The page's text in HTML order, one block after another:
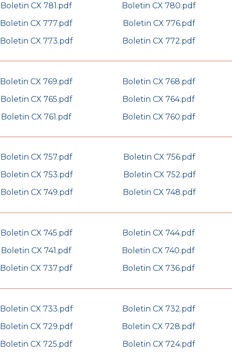
Boletin CX 781.pdf Boletin CX 780.pdf
Boletin CX 777.pdf
Boletin CX 776.pdf
Boletin CX 773.pdf
Boletin CX 772.pdf
Boletin CX 769.pdf Boletin CX 768.pdf
Boletin CX 765.pdf
Boletin CX 764.pdf
Boletin CX 761.pdf
Boletin CX 760.pdf
Boletin CX 757.pdf Boletin CX 756.pdf
Boletin CX 753.pdf
Boletin CX 752.pdf
Boletin CX 749.pdf
Boletin CX 748.pdf
Boletin CX 745.pdf Boletin CX 744.pdf
Boletin CX 741.pdf
Boletin CX 740.pdf
Boletin CX 737.pdf
Boletin CX 736.pdf
Boletin CX 733.pdf Boletin CX 732.pdf
Boletin CX 729.pdf
Boletin CX 728.pdf
Boletin CX 725.pdf
Boletin CX 724.pdf